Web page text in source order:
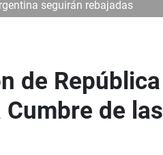
seguirán rebajadas
de República
de las